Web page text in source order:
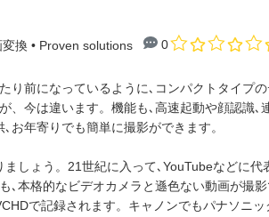
変換 • Proven solutions 0
り前になっているように､コンパクトタイプ
、今は違います。機能も､高速起動や顔認識
お年寄りでも簡単に撮影ができます。
しょう。21世紀に入って､YouTubeなどに
､本格的なビデオカメラと遜色ない動画が撮
で記録されます。キャノンでもパナソニ